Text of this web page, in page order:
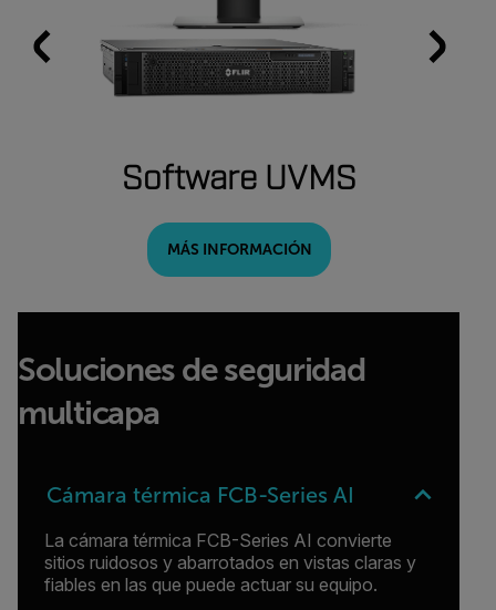
Software UVMS
MÁS INFORMACIÓN
Soluciones de seguridad
multicapa
Cámara térmica FCB-Series AI
La cámara térmica FCB-Series AI convierte
sitios ruidosos y abarrotados en vistas claras y
fiables en las que puede actuar su equipo.